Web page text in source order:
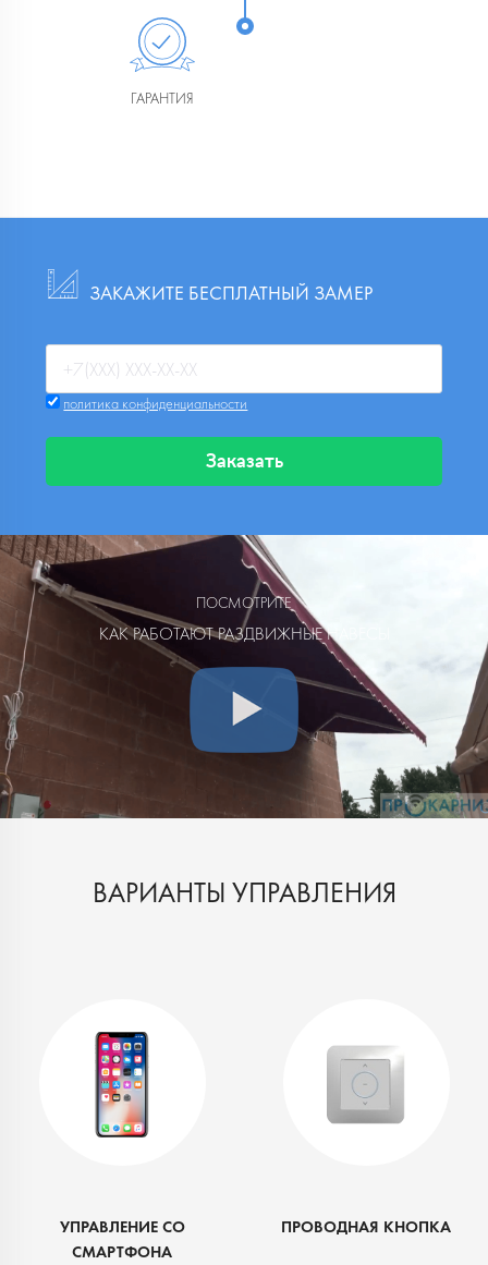
ГАРАНТИЯ
ЗАКАЖИТЕ БЕСПЛАТНЫЙ ЗАМЕР
политика конфиденциальности
Заказать
ПОСМОТРИТЕ
КАК РАБОТАЮТ РАЗДВИЖНЫЕ НАВЕСЫ
ВАРИАНТЫ УПРАВЛЕНИЯ
УПРАВЛЕНИЕ СО
СМАРТФОНА
ПРОВОДНАЯ КНОПКА